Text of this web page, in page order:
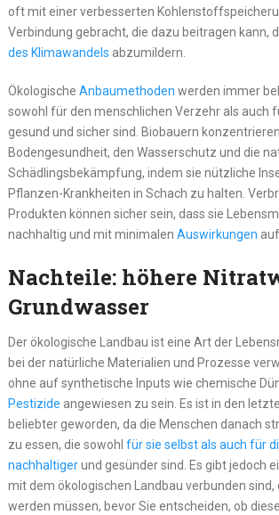
oft mit einer verbesserten
Verbindung gebracht, die dazu beitragen kann,
des Klimawandels abzumildern.
Ökologische Anbaumethoden werden immer
sowohl für den menschlichen Verzehr als auch
gesund und sicher sind. Biobauern
Bodengesundheit, den Wasserschutz und die
Schädlingsbekämpfung, indem sie nützliche
Pflanzen-Krankheiten in Schach zu halten.
Produkten können sicher sein, dass sie
nachhaltig und mit minimalen Auswirkungen
Nachteile: höhere
Grundwasser
Der ökologische Landbau ist eine Art der
bei der natürliche Materialien und Prozesse
ohne auf synthetische Inputs wie chemische
Pestizide angewiesen zu sein. Es ist in den
beliebter geworden, da die Menschen danach
zu essen, die sowohl für sie selbst als auch für
nachhaltigerund gesünder sind. Es gibt jedoch
mit dem ökologischen Landbau verbunden
werden müssen, bevor Sie entscheiden, ob